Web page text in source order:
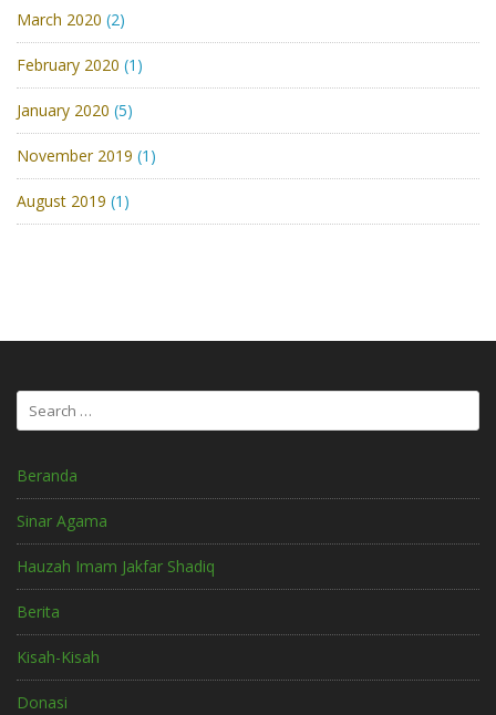
March 2020 (2)
February 2020 (1)
January 2020 (5)
November 2019 (1)
August 2019 (1)
Search
for:
Beranda
Sinar Agama
Hauzah Imam Jakfar Shadiq
Berita
Kisah-Kisah
Donasi